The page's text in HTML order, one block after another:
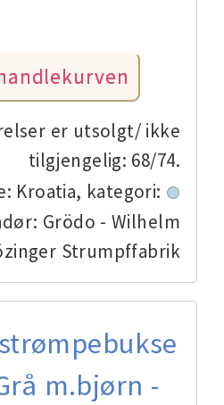
er utsolgt/ ikke
tilgjengelig: 68/74.
Kroatia, kategori:
Grödo - Wilhelm
Strumpffabrik
m.bjørn -